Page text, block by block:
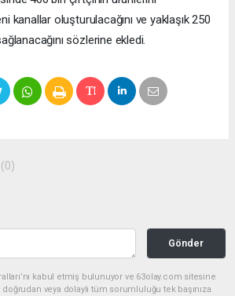
kanallar oluşturulacağını ve yaklaşık 250
sözlerine ekledi.
(0)
Gönder
kabul etmiş bulunuyor ve 63olay.com sitesine
doğrudan veya dolaylı tüm sorumluluğu tek başınıza